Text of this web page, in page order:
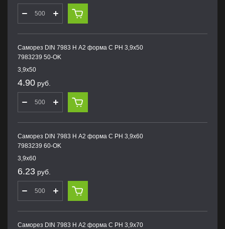
Саморез DIN 7983 H А2 форма С PH 3,9х50
7983239 50-OK
3,9х50
4.90 руб.
Саморез DIN 7983 H А2 форма С PH 3,9х60
7983239 60-OK
3,9х60
6.23 руб.
Саморез DIN 7983 H А2 форма С PH 3,9х70